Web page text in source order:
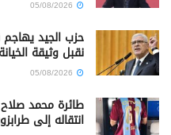
حزب الجيد
نقبل وثيقة
طائرة محمد
انتقاله إلى